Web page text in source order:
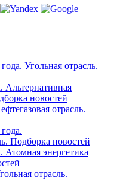
Угольная отрасль.
Альтернативная
новостей
отрасль.
Подборка новостей
Атомная энергетика
отрасль.